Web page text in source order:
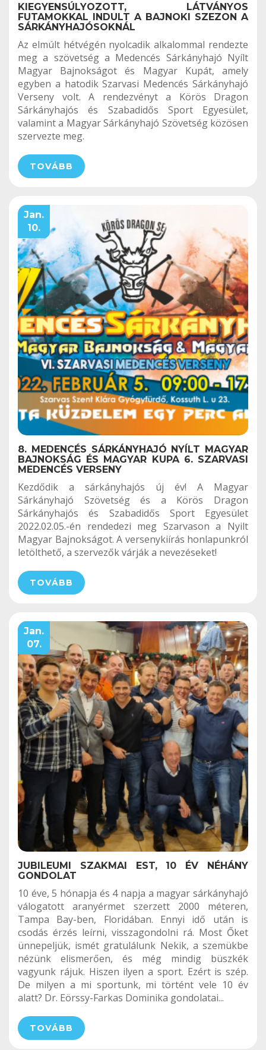
KIEGYENSÚLYOZOTT, LÁTVÁNYOS
FUTAMOKKAL INDULT A BAJNOKI SZEZON A
SÁRKÁNYHAJÓSOKNÁL
Az elmúlt hétvégén nyolcadik alkalommal rendezte
meg a szövetség a Medencés Sárkányhajó Nyílt
Magyar Bajnokságot és Magyar Kupát, amely
egyben a hatodik Szarvasi Medencés Sárkányhajó
Verseny volt. A rendezvényt a Körös Dragon
Sárkányhajós és Szabadidős Sport Egyesület,
valamint a Magyar Sárkányhajó Szövetség közösen
szervezte meg.
TOVÁBB
Jan.
10.
8. MEDENCÉS SÁRKÁNYHAJÓ NYÍLT MAGYAR
BAJNOKSÁG ÉS MAGYAR KUPA 6. SZARVASI
MEDENCÉS VERSENY
Kezdődik a sárkányhajós új év! A Magyar
Sárkányhajó Szövetség és a Körös Dragon
Sárkányhajós és Szabadidős Sport Egyesület
2022.02.05.-én rendedezi meg Szarvason a Nyilt
Magyar Bajnokságot. A versenykiírás honlapunkról
letölthető, a szervezők várják a nevezéseket!
TOVÁBB
Jan.
07.
JUBILEUMI SZAKMAI EST, 10 ÉV NÉHÁNY
GONDOLAT
10 éve, 5 hónapja és 4 napja a magyar sárkányhajó
válogatott aranyérmet szerzett 2000 méteren,
Tampa Bay-ben, Floridában. Ennyi idő után is
csodás érzés leírni, visszagondolni rá. Most Őket
ünnepeljük, ismét gratulálunk Nekik, a szemükbe
nézünk elismerően, és még mindig büszkék
vagyunk rájuk. Hiszen ilyen a sport. Ezért is szép.
De milyen a mi sportunk, mi történt vele 10 év
alatt? Dr. Eörssy-Farkas Dominika gondolatai...
TOVÁBB